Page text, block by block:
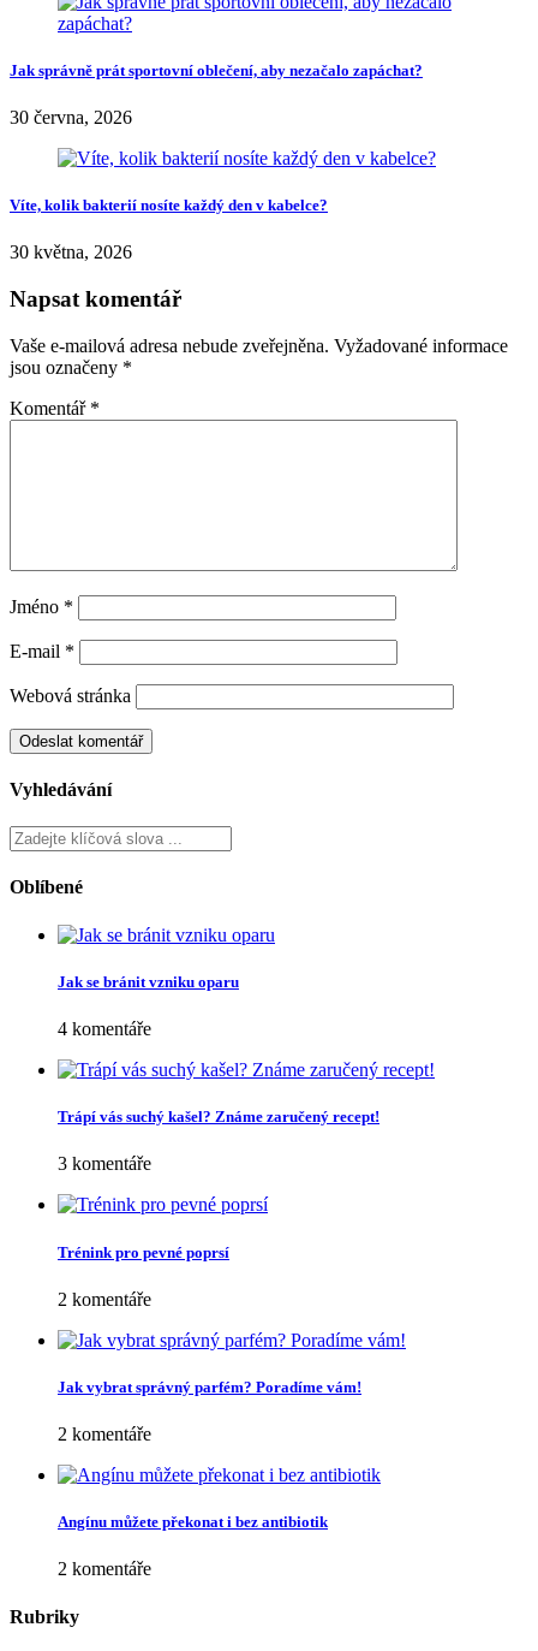
Jak správně prát sportovní oblečení, aby nezačalo zapáchat?
30 června, 2026
Víte, kolik bakterií nosíte každý den v kabelce?
30 května, 2026
Napsat komentář
Vaše e-mailová adresa nebude zveřejněna. Vyžadované informace
jsou označeny *
Komentář *
Jméno *
E-mail *
Webová stránka
Vyhledávání
Oblíbené
Jak se bránit vzniku oparu
4 komentáře
Trápí vás suchý kašel? Známe zaručený recept!
3 komentáře
Trénink pro pevné poprsí
2 komentáře
Jak vybrat správný parfém? Poradíme vám!
2 komentáře
Angínu můžete překonat i bez antibiotik
2 komentáře
Rubriky